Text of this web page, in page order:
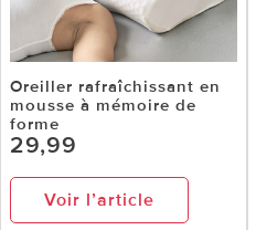
Oreiller rafraîchissant en
mousse à mémoire de
forme
29,99
Voir l’article